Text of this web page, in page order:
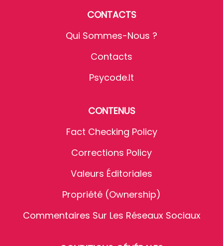
CONTACTS
Qui Sommes-Nous ?
Contacts
Psycode.it
CONTENUS
Fact Checking Policy
Corrections Policy
Valeurs Éditoriales
Propriété (Ownership)
Commentaires Sur Les Réseaux Sociaux